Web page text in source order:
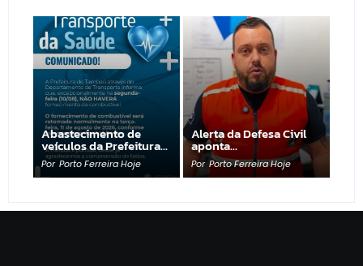
Abastecimento de
veículos da Prefeitura…
Por Porto Ferreira Hoje
Alerta da Defesa Civil
aponta…
Por Porto Ferreira Hoje